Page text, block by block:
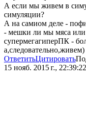
А если мы живем в
симуляции?
А на самиом деле -
- мешки ли мы мяса или
супермегагиперПК -
а,следовательно,живем)
ОтветитьЦитировать
15 нояб. 2015 г., 22:39:22